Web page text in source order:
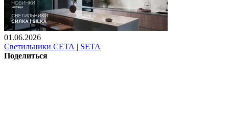
01.06.2026
Светильники СЕТА | SETA
Поделиться